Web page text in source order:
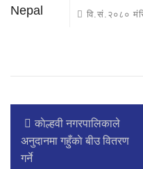
वि.सं.२०८०
काेल्हवी नगरपालिकाले
अनुदानमा गहुँकाे बीउ वितरण
गर्ने